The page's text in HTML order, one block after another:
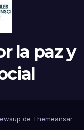
la paz y
de Themeansar